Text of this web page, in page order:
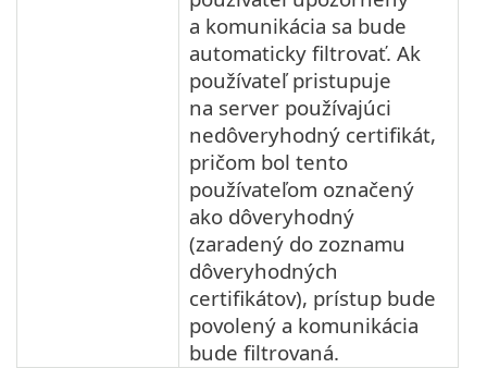
a komunikácia sa bude
automaticky filtrovať. Ak
používateľ pristupuje
na server používajúci
nedôveryhodný certifikát,
pričom bol tento
používateľom označený
ako dôveryhodný
(zaradený do zoznamu
dôveryhodných
certifikátov), prístup bude
povolený a komunikácia
bude filtrovaná.